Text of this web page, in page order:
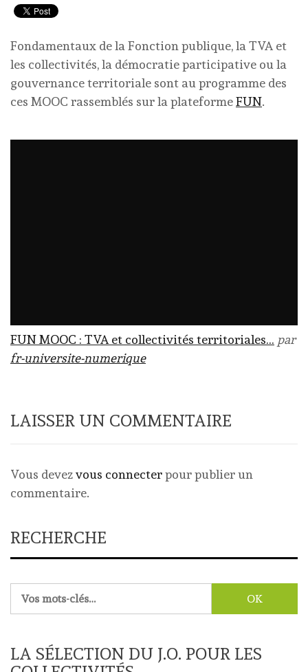
Fondamentaux de la Fonction publique, la TVA et
les collectivités, la démocratie participative ou la
gouvernance territoriale sont au programme des
ces MOOC rassemblés sur la plateformeFUN.
FUN MOOC : TVA et collectivités territoriales… par
fr-universite-numerique
LAISSER UN COMMENTAIRE
Vous devezvous connecterpour publier un
commentaire.
RECHERCHE
LA SÉLECTION DU J.O. POUR LES